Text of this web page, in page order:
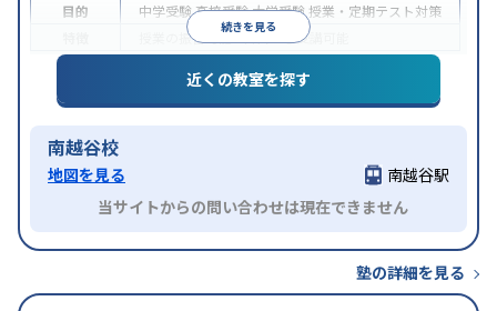
続きを見る
目的
中学受験高校受験大学受験 授業・定期テスト対策
授業の振替可能1科目から受講可能
近くの教室を探す
南越谷校
地図を見る
南越谷駅
当サイトからの問い合わせは現在できません
塾の詳細を見る